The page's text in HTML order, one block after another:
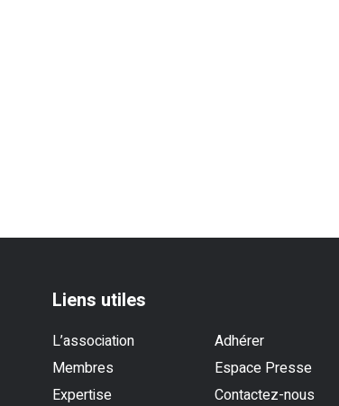
Liens utiles
L’association
Adhérer
Membres
Espace Presse
Expertise
Contactez-nous